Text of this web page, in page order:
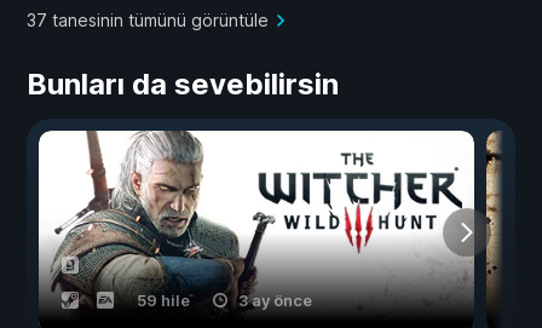
37 tanesinin tümünü görüntüle
Bunları da sevebilirsin
59 hile 3 ay önce